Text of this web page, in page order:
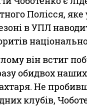
Полісся,
в УПЛ
він встиг
обидвох
Не
клубів,